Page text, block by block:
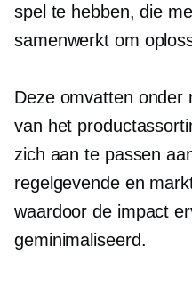
spel te hebben, die
samenwerkt om
Deze omvatten onder
van het
zich aan te passen
regelgevende en
waardoor de impact
geminimaliseerd.